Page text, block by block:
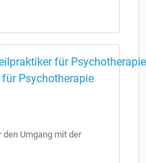
Psychotherapie
Umgang mit der